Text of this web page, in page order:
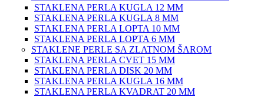
STAKLENA PERLA KUGLA 12 MM
STAKLENA PERLA KUGLA 8 MM
STAKLENA PERLA LOPTA 10 MM
STAKLENA PERLA LOPTA 6 MM
STAKLENE PERLE SA ZLATNOM ŠAROM
STAKLENA PERLA CVET 15 MM
STAKLENA PERLA DISK 20 MM
STAKLENA PERLA KUGLA 16 MM
STAKLENA PERLA KVADRAT 20 MM